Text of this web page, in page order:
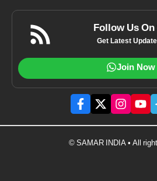
Follow Us
Get Latest
Join Now
© SAMAR INDIA • All